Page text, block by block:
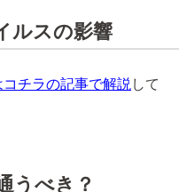
ルスの影響
チラの記事で解説して
うべき？